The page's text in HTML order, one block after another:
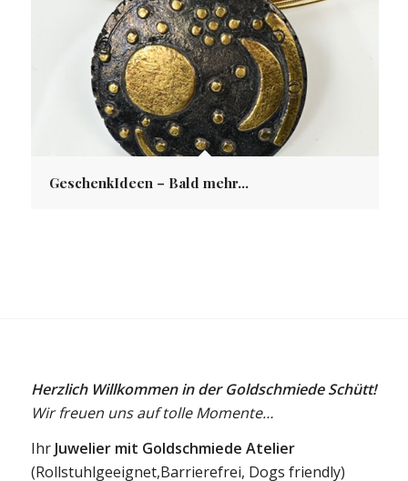
Herzlich Willkommen in der Goldschmiede Schütt!
IhrJuwelier mit Goldschmiede Atelier